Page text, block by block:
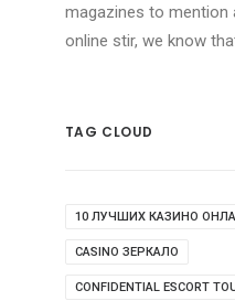
magazines to mention
online stir, we know
TAG CLOUD
10 ЛУЧШИХ КАЗИНО
CASINO ЗЕРКАЛО
CONFIDENTIAL ESCORT